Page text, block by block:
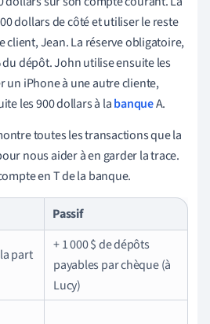
dollars de côté et utiliser le reste
client, Jean. La réserve obligatoire,
du dépôt. John utilise ensuite les
un iPhone à une autre cliente,
les 900 dollars à labanqueA.
toutes les transactions que la
nous aider à en garder la trace.
en T de la banque.
Passif
part
+ 1 000 $ de dépôts
payables par chèque (à
Lucy)